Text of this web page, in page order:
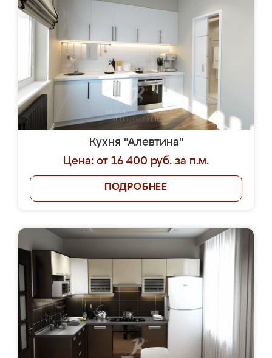
Кухня "Алевтина"
Цена: от 16 400 руб. за п.м.
ПОДРОБНЕЕ